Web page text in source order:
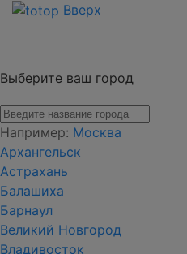
Вверх
Выберите ваш город
Например: Москва
Архангельск
Астрахань
Балашиха
Барнаул
Великий Новгород
Владивосток